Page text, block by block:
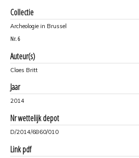
Collectie
Archeologie in Brussel
Nr. 6
Auteur(s)
Claes Britt
Jaar
2014
Nr wettelijk depot
D/2014/6860/010
Link pdf